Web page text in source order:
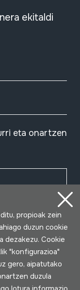
ekitaldi
eta onartzen
propioak zein
duzun cookie
dezakezu. Cookie
"konfigurazioa"
gero, aipatutako
duzula